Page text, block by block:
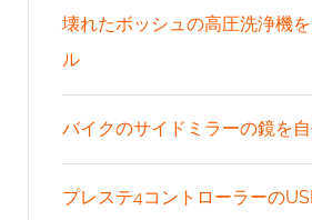
壊れたボッシュの高圧洗浄機
ル
バイクのサイドミラーの鏡を
プレステ4コントローラーの